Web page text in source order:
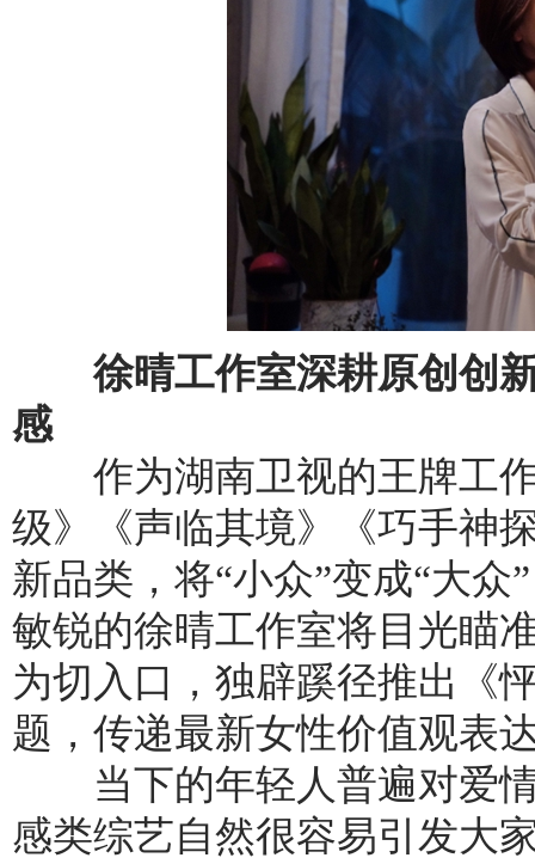
徐晴工作室深耕原创创
感
作为湖南卫视的王牌工作
级》《声临其境》《巧手神
新品类，将“小众”变成“大众
敏锐的徐晴工作室将目光瞄
为切入口，独辟蹊径推出《
题，传递最新女性价值观表
当下的年轻人普遍对爱情
感类综艺自然很容易引发大